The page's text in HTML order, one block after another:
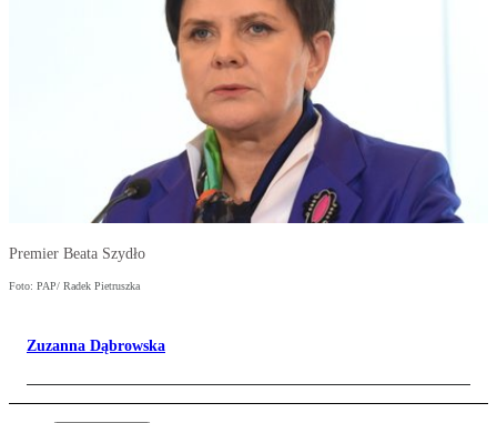
Premier Beata Szydło
Foto: PAP/ Radek Pietruszka
Zuzanna Dąbrowska